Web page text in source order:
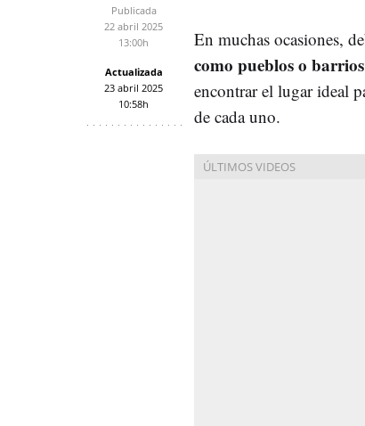
Publicada
22 abril 2025
13:00h
Actualizada
23 abril 2025
10:58h
En muchas ocasiones,
como pueblos o
encontrar el lugar ideal
de cada uno.